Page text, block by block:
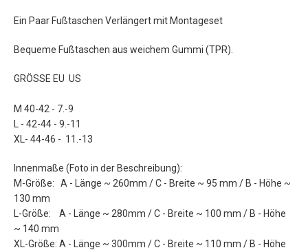
Ein Paar Fußtaschen Verlängert mit Montageset
Bequeme Fußtaschen aus weichem Gummi (TPR).
GRÖSSE EU US
M 40-42 - 7.-9
L - 42-44 - 9.-11
XL- 44-46 - 11.-13
Innenmaße (Foto in der Beschreibung):
M-Größe: A - Länge ~ 260mm / C - Breite ~ 95 mm / B - Höhe ~
130 mm
L-Größe: A - Länge ~ 280mm / C - Breite ~ 100 mm / B - Höhe
~ 140 mm
XL-Größe: A - Länge ~ 300mm / C - Breite ~ 110 mm / B - Höhe